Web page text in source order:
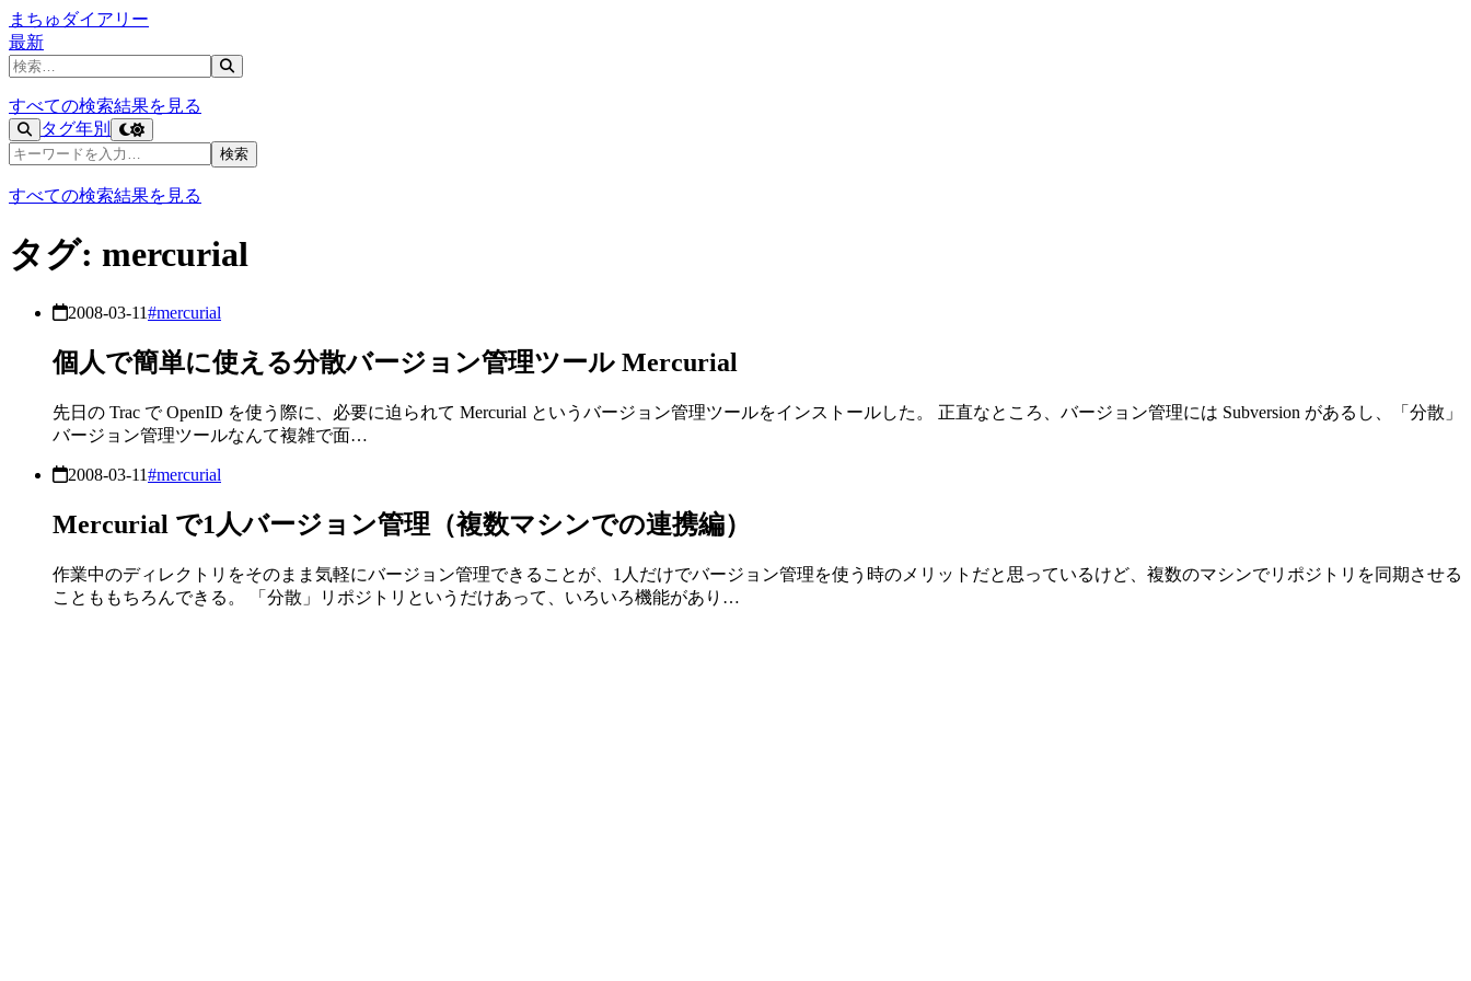
まちゅダイアリー
最新
記事を検索
すべての検索結果を見る
タグ年別
記事を検索
検索
すべての検索結果を見る
タグ: mercurial
2008-03-11#mercurial
個人で簡単に使える分散バージョン管理ツール Mercurial
先日の Trac で OpenID を使う際に、必要に迫られて Mercurial というバージョン管理ツールをインストールした。 正直なところ、バージョン管理には Subversion があるし、「分散」
バージョン管理ツールなんて複雑で面…
2008-03-11#mercurial
Mercurial で1人バージョン管理（複数マシンでの連携編）
作業中のディレクトリをそのまま気軽にバージョン管理できることが、1人だけでバージョン管理を使う時のメリットだと思っているけど、複数のマシンでリポジトリを同期させる
ことももちろんできる。 「分散」リポジトリというだけあって、いろいろ機能があり…